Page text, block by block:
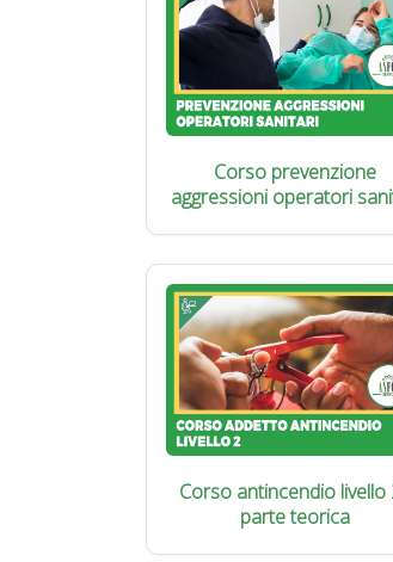
Corso prevenzione
aggressioni operatori
Corso antincendio livello
parte teorica